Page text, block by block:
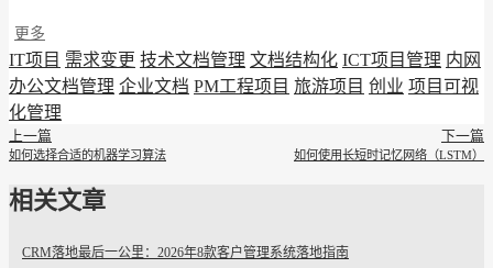
更多
IT项目 需求变更 技术文档管理 文档结构化 ICT项目管理 内网
办公文档管理 企业文档 PM工程项目 旅游项目 创业 项目可视
化管理
上一篇
如何选择合适的机器学习算法
下一篇
如何使用长短时记忆网络（LSTM）
相关文章
CRM落地最后一公里：2026年8款客户管理系统落地指南